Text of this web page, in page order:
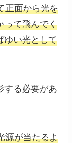
正面から光を
って飛んでく
ゆい光として
する必要があ
源が当たるよ